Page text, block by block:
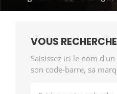
VOUS
Saisissez ici le nom
son code-barre, sa